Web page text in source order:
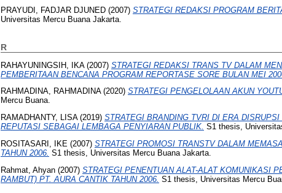
PRAYUDI, FADJAR DJUNED (2007) STRATEGI REDAKSI PROGRAM
Universitas Mercu Buana Jakarta.
R
RAHAYUNINGSIH, IKA(2007) STRATEGI REDAKSI TRANS TV DALAM
PEMBERITAAN BENCANA PROGRAM REPORTASE SORE BULAN MEI
RAHMADINA, RAHMADINA(2020) STRATEGI PENGELOLAAN AKUN
Mercu Buana.
RAMADHANTY, LISA(2019) STRATEGI BRANDING TVRI DI ERA
REPUTASI SEBAGAI LEMBAGA PENYIARAN PUBLIK. S1 thesis,
ROSITASARI, IKE (2007) STRATEGI PROMOSI TRANSTV DALAM
TAHUN 2006. S1 thesis, Universitas Mercu Buana Jakarta.
Rahmat, Ahyan (2007) STRATEGI PENENTUAN ALAT-ALAT KOMUNIKASI
RAMBUT) PT. AURA CANTIK TAHUN 2006. S1 thesis, Universitas Mercu